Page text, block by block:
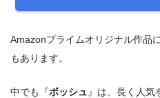
Amazonプライムオリジナル作品
もあります。
中でも『ボッシュ 』は、長く人気